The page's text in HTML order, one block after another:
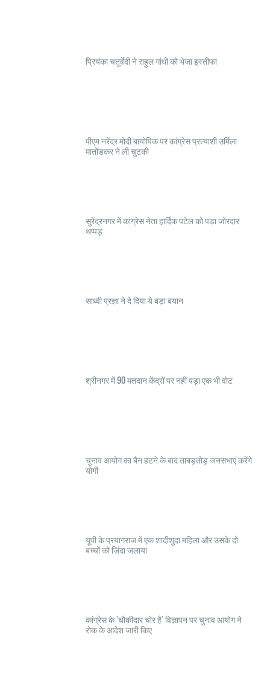
प्रियंका चतुर्वेदी ने राहुल गांधी को भेजा इस्तीफा
पीएम नरेंद्र मोदी बायोपिक पर कांग्रेस प्रत्याशी उर्मिला
मातोंडकर ने ली चुटकी
सुरेंद्रनगर में कांग्रेस नेता हार्दिक पटेल को पड़ा जोरदार
थप्पड़
साध्वी प्रज्ञा ने दे दिया ये बड़ा बयान
श्रीनगर में 90 मतदान केंद्रों पर नहीं पड़ा एक भी वोट
चुनाव आयोग का बैन हटने के बाद ताबड़तोड़ जनसभाएं करेंगे
योगी
यूपी के प्रयागराज में एक शादीशुदा महिला और उसके दो
बच्चों को ज़िंदा जलाया
कांग्रेस के 'चौकीदार चोर है' विज्ञापन पर चुनाव आयोग ने
रोक के आदेश जारी किए